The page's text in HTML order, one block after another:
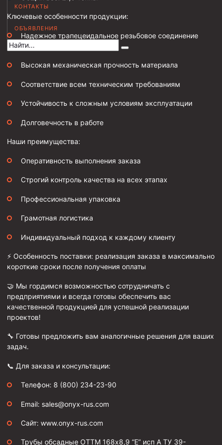
КОНТАКТЫ
ОБЪЯВЛЕНИЯ
Муфта НКВ 73
Муфта НКВ 60
Муфта НКТ 60
Муфта НКВ 89
Муфта ОТТГ 245
Муфта ОТТГ 178
Муфта ОТТМ 146
Муфта БТС 324
Муфта БТС 245
Муфта БТС 178
Муфта БТС 168
Муфта ОТТМ 127
Муфта БТС 146
Муфта ОТТМ 324
Муфта ОТТМ 178
Муфта ОТТМ 168
Муфта ОТТМ 114
Муфта ОТТГ 168
Ключевые особенности продукции:
Надежное трапецеидальное резьбовое соединение
ОТТМ
Высокая механическая прочность материала
Соответствие всем техническим требованиям
Устойчивость к сложным условиям эксплуатации
Долговечность в работе
Наши преимущества:
Оперативность выполнения заказа
Строгий контроль качества на всех этапах
Профессиональная упаковка
Грамотная логистика
Индивидуальный подход к каждому клиенту
⚡ Особенность поставки: реализация заказа в максимально
короткие сроки после получения оплаты
🤝 Мы гордимся возможностью сотрудничать с
предприятиями и всегда готовы обеспечить вас
качественной продукцией для успешной реализации
проектов!
🔧 Готовы предложить вам аналогичные решения для ваших
задач.
📞 Для заказа и консультации:
Телефон: 8 (800) 234-23-90
Email: sales@onyx-rus.com
Сайт: www.onyx-rus.com
Трубы обсадные ОТТМ 168х8,9 “Е” исп А ТУ 39-